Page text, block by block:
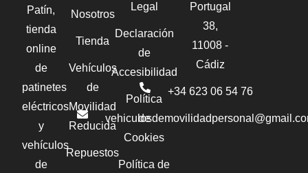
Patín,
tienda
online
de
patinetes
eléctricos
y
vehículos
de
Nosotros
Tienda
Vehículos
de
Movilidad
Reducida
Repuestos
Legal
Declaración
de
Accesibilidad
Política
de
Cookies
Política de
Portugal
38,
11008 -
Cádiz
+34 623 06 54 76‬